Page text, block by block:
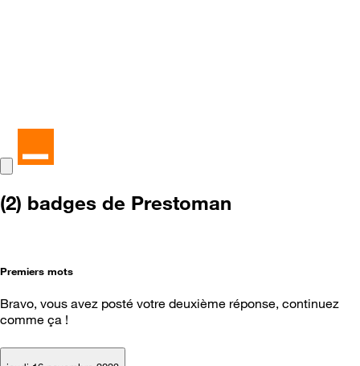
(2) badges de Prestoman
Premiers mots
Bravo, vous avez posté votre deuxième réponse, continuez
comme ça !